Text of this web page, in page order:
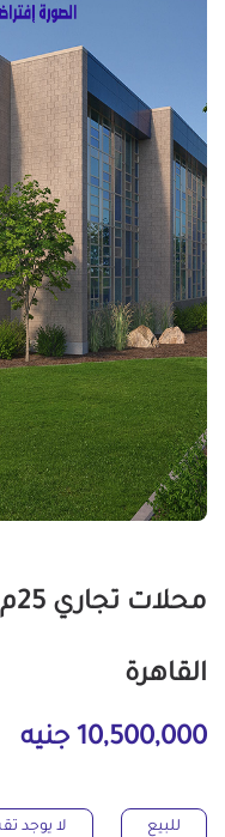
القاهرة
10,500,000 جنيه
للبيع لا يوجد